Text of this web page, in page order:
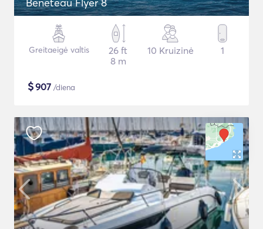
Greitaeigė valtis
26 ft
8 m
10 Kruizinė 1
$907 /diena